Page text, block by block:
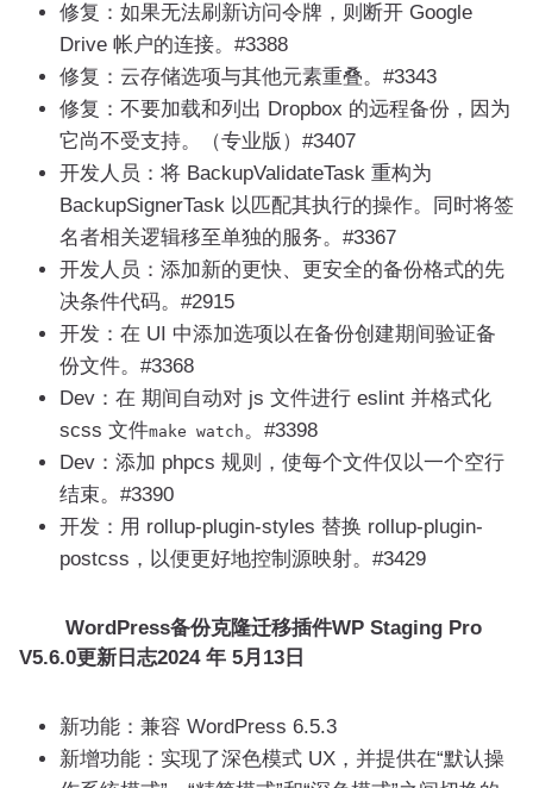
修复：如果无法刷新访问令牌，则断开 Google
Drive 帐户的连接。#3388
修复：云存储选项与其他元素重叠。#3343
修复：不要加载和列出 Dropbox 的远程备份，因为
它尚不受支持。（专业版）#3407
开发人员：将 BackupValidateTask 重构为
BackupSignerTask 以匹配其执行的操作。同时将签
名者相关逻辑移至单独的服务。#3367
开发人员：添加新的更快、更安全的备份格式的先
决条件代码。#2915
开发：在 UI 中添加选项以在备份创建期间验证备
份文件。#3368
Dev：在 期间自动对 js 文件进行 eslint 并格式化
scss 文件make watch。#3398
Dev：添加 phpcs 规则，使每个文件仅以一个空行
结束。#3390
开发：用 rollup-plugin-styles 替换 rollup-plugin-
postcss，以便更好地控制源映射。#3429
WordPress备份克隆迁移插件WP Staging Pro
V5.6.0更新日志2024 年 5月13日
新功能：兼容 WordPress 6.5.3
新增功能：实现了深色模式 UX，并提供在“默认操